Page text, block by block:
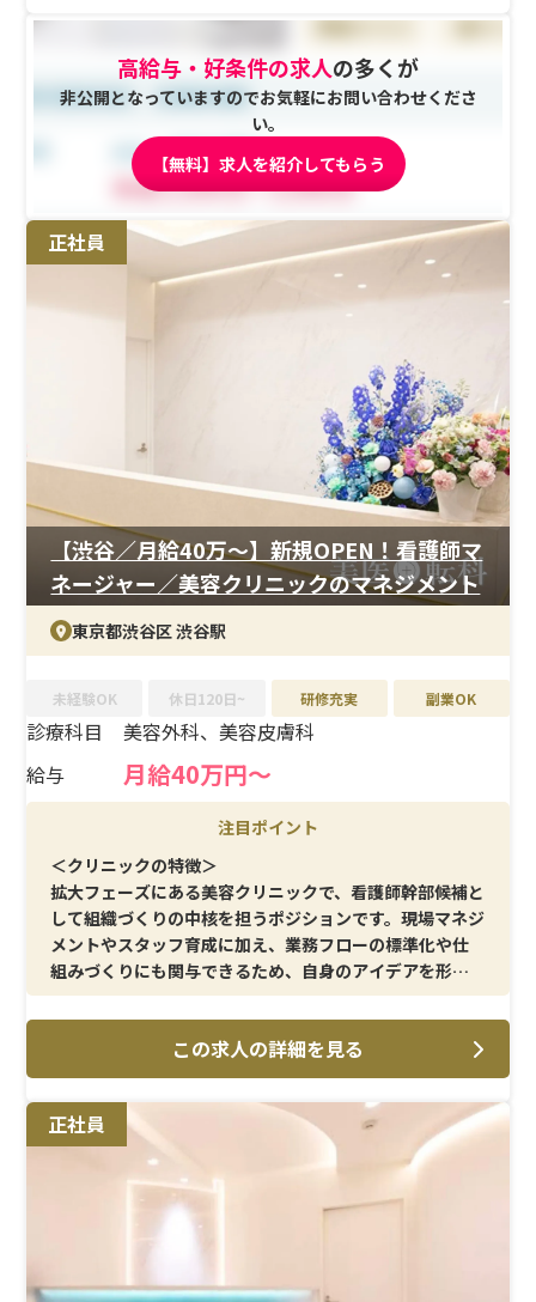
じめ、歯髄幹細胞治療といった再生医療領域にも関われ
る点が特徴です。また、脱毛・ピーリング・イオン導入な
ど幅広い美容施術に携わることができ、スキルの幅を広げ
られる環境です。
＜研修制度＞
入職後は基礎から丁寧な研修が用意されており、不明点は
その場で先輩に相談できる体制が整っています。即戦力採
用ではありますが、美容未経験分野についてもキャッチ
アップしやすく、着実にスキルアップが可能です。
残業はほとんどなくワークライフバランスも良好です。社
割（最大70％OFF）や無料ランチなど福利厚生も充実し
ており、日々の生活の質を高めながら働ける環境です。
高給与・好条件の求人の多くが
非公開となっていますのでお気軽にお問い合わせくださ
い。
【無料】求人を紹介してもらう
正社員
【渋谷／月給40万〜】新規OPEN！看護師マ
ネージャー／美容クリニックのマネジメント
東京都渋谷区 渋谷駅
未経験OK 休日120日~ 研修充実 副業OK
診療科目
美容外科、美容皮膚科
給与
月給40万円～
注目ポイント
＜クリニックの特徴＞
拡大フェーズにある美容クリニックで、看護師幹部候補と
して組織づくりの中核を担うポジションです。現場マネジ
メントやスタッフ育成に加え、業務フローの標準化や仕
組みづくりにも関与できるため、自身のアイデアを形に
しやすい環境です。裁量を持って働きたい方に適していま
す。
＜メイン施術＞
二重整形・クマ取り・糸リフトといった美容外科施術を
中心に、美容皮膚科メニューも幅広く提供しています。患
者様満足度を重視した施術提供に関われるため、技術だ
けでなく接遇や提案力も高められます。
クトに収入へ反映される仕組みです。残業は少なめで、完
この求人の詳細を見る
正社員